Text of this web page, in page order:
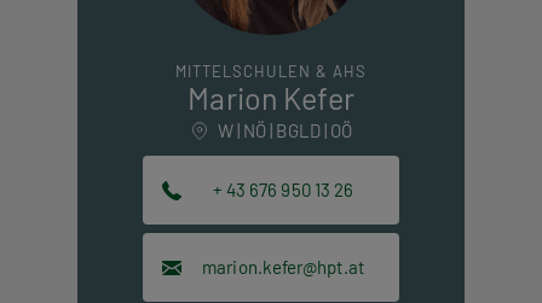
MITTELSCHULEN & AHS
Marion Kefer
W | NÖ | BGLD | OÖ
+ 43 676 950 13 26
marion.kefer@hpt.at